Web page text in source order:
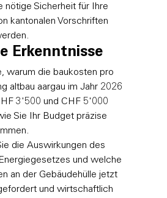
nötige Sicherheit für Ihre
kantonalen Vorschriften
Erkenntnisse
warum die baukosten pro
altbau aargau im Jahr 2026
3'500 und CHF 5'000
Sie Ihr Budget präzise
die Auswirkungen des
und welche
an der Gebäudehülle jetzt
und wirtschaftlich